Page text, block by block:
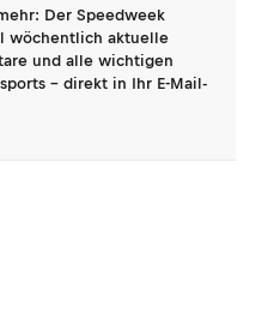
Der Speedweek
wöchentlich aktuelle
und alle wichtigen
- direkt in Ihr E-Mail-